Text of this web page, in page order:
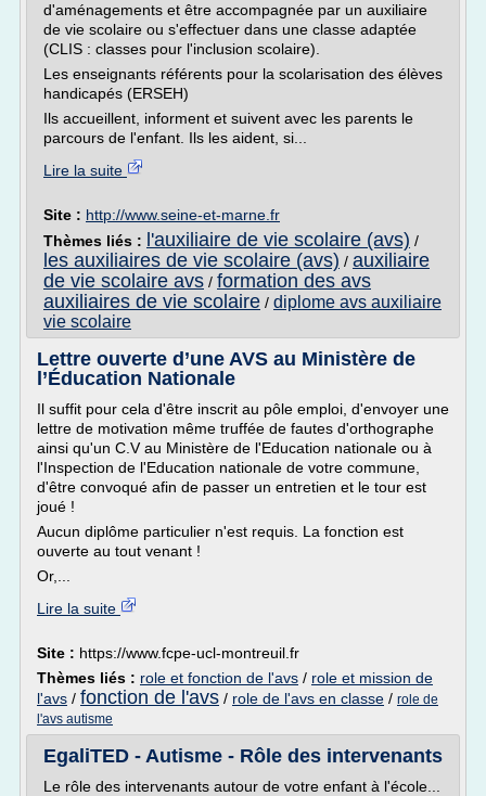
d'aménagements et être accompagnée par un auxiliaire
de vie scolaire ou s'effectuer dans une classe adaptée
(CLIS : classes pour l'inclusion scolaire).
Les enseignants référents pour la scolarisation des élèves
handicapés (ERSEH)
Ils accueillent, informent et suivent avec les parents le
parcours de l'enfant. Ils les aident, si...
Lire la suite
Site : http://www.seine-et-marne.fr
Thèmes liés :
l'auxiliaire de vie scolaire (avs) /
les auxiliaires de vie scolaire (avs) / auxiliaire
de vie scolaire avs / formation des avs
auxiliaires de vie scolaire / diplome avs auxiliaire
vie scolaire
Lettre ouverte d’une AVS au Ministère de
l’Éducation Nationale
Il suffit pour cela d'être inscrit au pôle emploi, d'envoyer une
lettre de motivation même truffée de fautes d'orthographe
ainsi qu'un C.V au Ministère de l'Education nationale ou à
l'Inspection de l'Education nationale de votre commune,
d'être convoqué afin de passer un entretien et le tour est
joué !
Aucun diplôme particulier n'est requis. La fonction est
ouverte au tout venant !
Or,...
Lire la suite
Site : https://www.fcpe-ucl-montreuil.fr
Thèmes liés : role et fonction de l'avs / role et mission de
l'avs / fonction de l'avs / role de l'avs en classe / role de
l'avs autisme
EgaliTED - Autisme - Rôle des intervenants
Le rôle des intervenants autour de votre enfant à l'école...